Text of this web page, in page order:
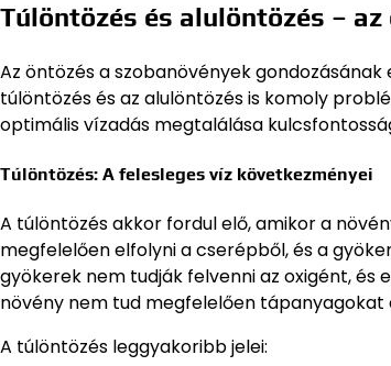
Túlöntözés és alulöntözés –
Az öntözés a szobanövények
túlöntözés és az alulöntözés is komoly
optimális vízadás megtalálása
Túlöntözés: A felesleges víz következményei
A túlöntözés akkor fordul elő, amikor a
megfelelően elfolyni a cserépből, és a
gyökerek nem tudják felvenni az oxigént, és
növény nem tud megfelelően tápanyagokat
A túlöntözés leggyakoribb jelei: